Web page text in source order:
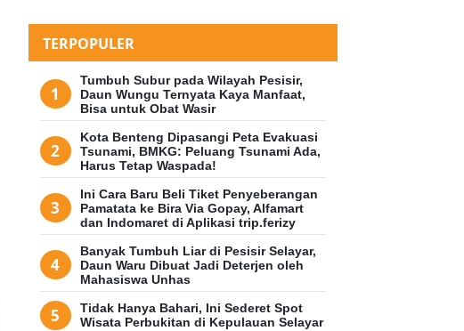
TERPOPULER
Tumbuh Subur pada Wilayah Pesisir,
Daun Wungu Ternyata Kaya Manfaat,
Bisa untuk Obat Wasir
Kota Benteng Dipasangi Peta Evakuasi
Tsunami, BMKG: Peluang Tsunami Ada,
Harus Tetap Waspada!
Ini Cara Baru Beli Tiket Penyeberangan
Pamatata ke Bira Via Gopay, Alfamart
dan Indomaret di Aplikasi trip.ferizy
Banyak Tumbuh Liar di Pesisir Selayar,
Daun Waru Dibuat Jadi Deterjen oleh
Mahasiswa Unhas
Tidak Hanya Bahari, Ini Sederet Spot
Wisata Perbukitan di Kepulauan Selayar